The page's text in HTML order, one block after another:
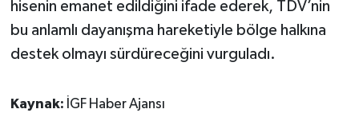
hisenin emanet edildiğini ifade ederek, TDV’nin
bu anlamlı dayanışma hareketiyle bölge halkına
destek olmayı sürdüreceğini vurguladı.
Kaynak: İGF Haber Ajansı